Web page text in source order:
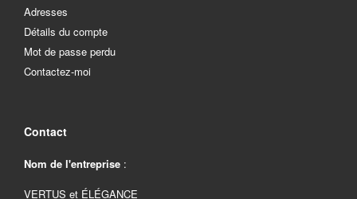
Adresses
Détails du compte
Mot de passe perdu
Contactez-moi
Contact
Nom de l'entreprise :
VERTUS et ÉLÉGANCE